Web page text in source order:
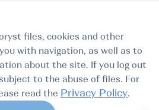
files, cookies and other
with navigation, as well as to
about the site. If you log out
to the abuse of files. For
read the Privacy Policy.